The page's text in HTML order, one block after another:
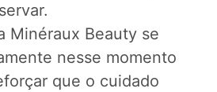
Minéraux Beauty se
nesse momento
que o cuidado